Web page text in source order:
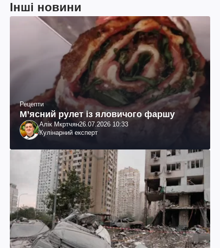
Інші новини
Рецепти
М’ясний рулет із яловичого фаршу
Алік Мкртчян26.07.2026 10:33
Кулінарний експерт